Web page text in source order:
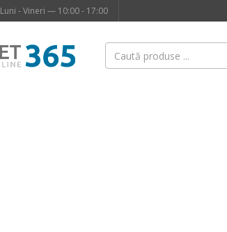
Luni - Vineri — 10:00 - 17:00